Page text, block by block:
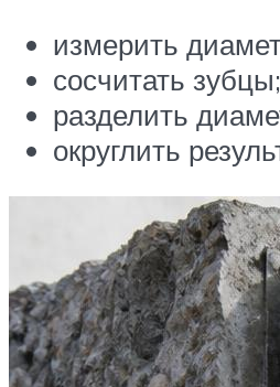
измерить
сосчитать зубцы;
разделить
округлить